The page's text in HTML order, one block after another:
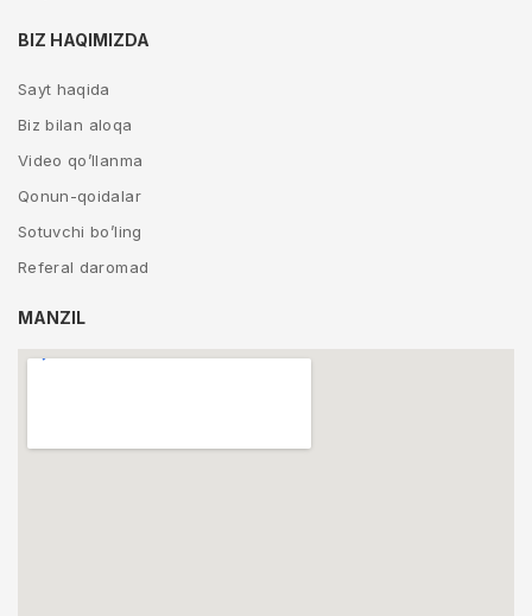
BIZ HAQIMIZDA
Sayt haqida
Biz bilan aloqa
Video qo’llanma
Qonun-qoidalar
Sotuvchi bo’ling
Referal daromad
MANZIL